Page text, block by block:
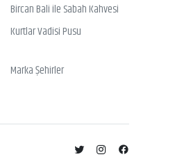
Bircan Bali ile Sabah Kahvesi
Kurtlar Vadisi Pusu
Marka Şehirler